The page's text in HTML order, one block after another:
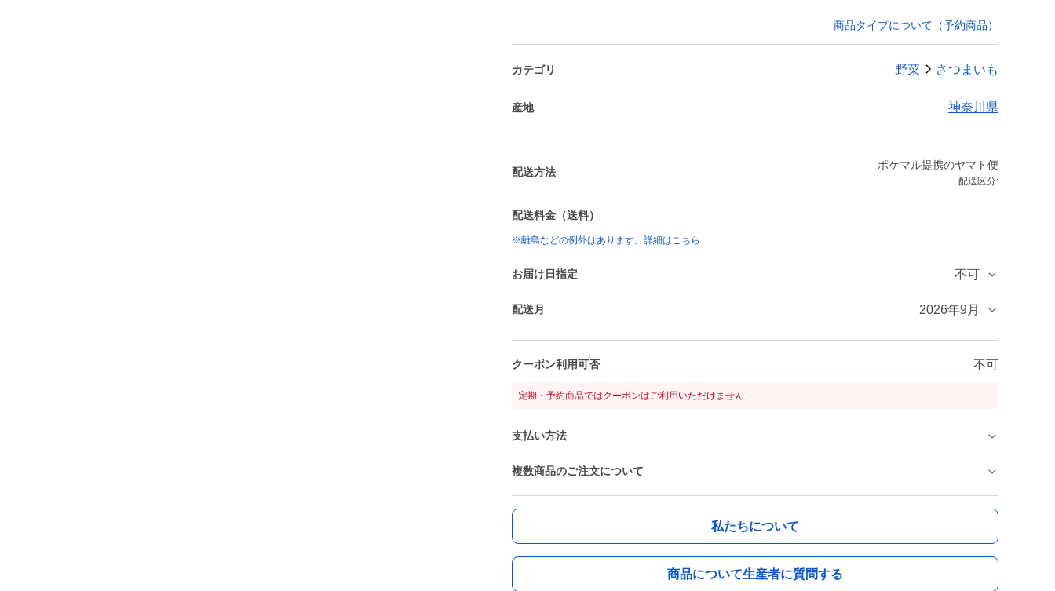
商品タイプについて（予約商品）
カテゴリ 野菜 さつまいも
産地 神奈川県
配送方法
ポケマル提携のヤマト便
配送区分:
配送料金（送料）
※離島などの例外はあります。詳細はこちら
お届け日指定 不可
配送月 2026年9月
クーポン利用可否 不可
定期・予約商品ではクーポンはご利用いただけません
支払い方法
複数商品のご注文について
私たちについて
商品について生産者に質問する